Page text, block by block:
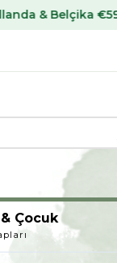
üstü kargo
Çocuk